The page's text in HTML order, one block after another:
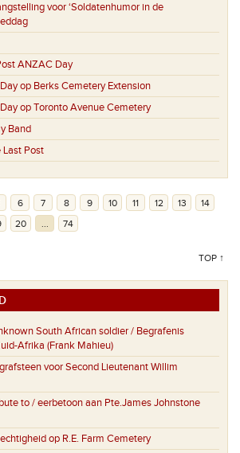
voor ‘Soldatenhumor in de
ANZAC Day
op Berks Cemetery Extension
op Toronto Avenue Cemetery
Band
Last Post
6 7 8 9 10 11 12 13
14
20 ... 74
TOP ↑
South African soldier / Begrafenis
Afrika (Frank Mahieu)
voor Second Lieutenant Willim
to / eerbetoon aan Pte.James Johnstone
op R.E. Farm Cemetery